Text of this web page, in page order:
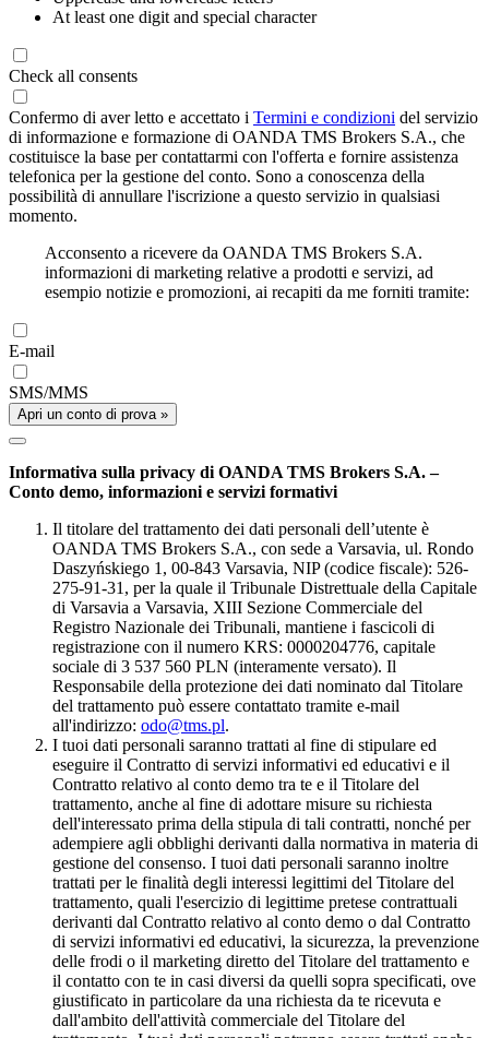
At least one digit and special character
Check all consents
Confermo di aver letto e accettato i Termini e condizioni del servizio
di informazione e formazione di OANDA TMS Brokers S.A., che
costituisce la base per contattarmi con l'offerta e fornire assistenza
telefonica per la gestione del conto. Sono a conoscenza della
possibilità di annullare l'iscrizione a questo servizio in qualsiasi
momento.
Acconsento a ricevere da OANDA TMS Brokers S.A.
informazioni di marketing relative a prodotti e servizi, ad
esempio notizie e promozioni, ai recapiti da me forniti tramite:
E-mail
SMS/MMS
Apri un conto di prova »
Informativa sulla privacy di OANDA TMS Brokers S.A. –
Conto demo, informazioni e servizi formativi
Il titolare del trattamento dei dati personali dell’utente è
OANDA TMS Brokers S.A., con sede a Varsavia, ul. Rondo
Daszyńskiego 1, 00-843 Varsavia, NIP (codice fiscale): 526-
275-91-31, per la quale il Tribunale Distrettuale della Capitale
di Varsavia a Varsavia, XIII Sezione Commerciale del
Registro Nazionale dei Tribunali, mantiene i fascicoli di
registrazione con il numero KRS: 0000204776, capitale
sociale di 3 537 560 PLN (interamente versato). Il
Responsabile della protezione dei dati nominato dal Titolare
del trattamento può essere contattato tramite e-mail
all'indirizzo: odo@tms.pl.
I tuoi dati personali saranno trattati al fine di stipulare ed
eseguire il Contratto di servizi informativi ed educativi e il
Contratto relativo al conto demo tra te e il Titolare del
trattamento, anche al fine di adottare misure su richiesta
dell'interessato prima della stipula di tali contratti, nonché per
adempiere agli obblighi derivanti dalla normativa in materia di
gestione del consenso. I tuoi dati personali saranno inoltre
trattati per le finalità degli interessi legittimi del Titolare del
trattamento, quali l'esercizio di legittime pretese contrattuali
derivanti dal Contratto relativo al conto demo o dal Contratto
di servizi informativi ed educativi, la sicurezza, la prevenzione
delle frodi o il marketing diretto del Titolare del trattamento e
il contatto con te in casi diversi da quelli sopra specificati, ove
giustificato in particolare da una richiesta da te ricevuta e
dall'ambito dell'attività commerciale del Titolare del